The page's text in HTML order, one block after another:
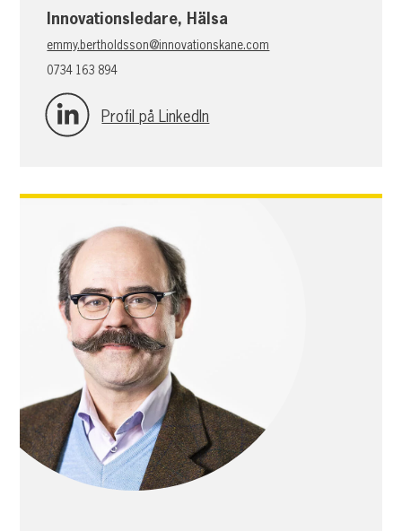
Innovationsledare, Hälsa
emmy.bertholdsson@innovationskane.com
0734 163 894
Profil på LinkedIn